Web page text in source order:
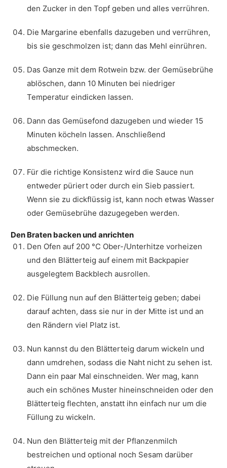
den Zucker in den Topf geben und alles verrühren.
Die Margarine ebenfalls dazugeben und verrühren,
bis sie geschmolzen ist; dann das Mehl einrühren.
Das Ganze mit dem Rotwein bzw. der Gemüsebrühe
ablöschen, dann 10 Minuten bei niedriger
Temperatur eindicken lassen.
Dann das Gemüsefond dazugeben und wieder 15
Minuten köcheln lassen. Anschließend
abschmecken.
Für die richtige Konsistenz wird die Sauce nun
entweder püriert oder durch ein Sieb passiert.
Wenn sie zu dickflüssig ist, kann noch etwas Wasser
oder Gemüsebrühe dazugegeben werden.
Den Braten backen und anrichten
Den Ofen auf 200 °C Ober-/Unterhitze vorheizen
und den Blätterteig auf einem mit Backpapier
ausgelegtem Backblech ausrollen.
Die Füllung nun auf den Blätterteig geben; dabei
darauf achten, dass sie nur in der Mitte ist und an
den Rändern viel Platz ist.
Nun kannst du den Blätterteig darum wickeln und
dann umdrehen, sodass die Naht nicht zu sehen ist.
Dann ein paar Mal einschneiden. Wer mag, kann
auch ein schönes Muster hineinschneiden oder den
Blätterteig flechten, anstatt ihn einfach nur um die
Füllung zu wickeln.
Nun den Blätterteig mit der Pflanzenmilch
bestreichen und optional noch Sesam darüber